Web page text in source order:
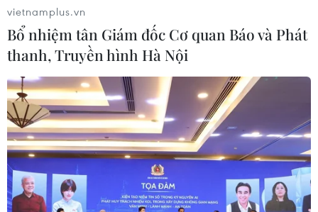
Bộ trưởng Anh lo lắng vì Huawei tham gia
cung cấp dịch vụ 5G
27/12/2018 07:26
Bộ trưởng Quốc phòng Gavin Williamson đã bày tỏ
quan ngại sâu sắc về vai trò của Huawei trong việc
vietnamplus.vn
Bổ nhiệm tân Giám đốc Cơ quan Báo và Phát
thanh, Truyền hình Hà Nội